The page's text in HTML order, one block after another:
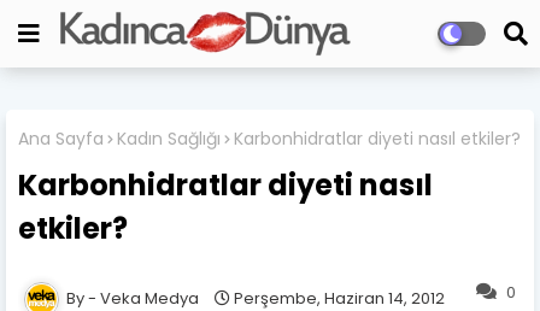
Ana Sayfa Kadın Sağlığı Karbonhidratlar diyeti nasıl etkiler?
Karbonhidratlar diyeti nasıl
etkiler?
0
Veka Medya Perşembe, Haziran 14, 2012